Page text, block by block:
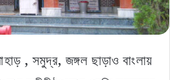
, সমুদ্র, জঙ্গল ছাড়াও বাংলায়